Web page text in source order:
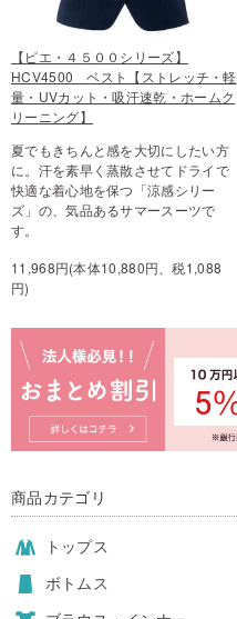
【ピエ・４５００シリーズ】
HCV4500 ベスト【ストレッチ・軽
量・UVカット・吸汗速乾・ホームク
リーニング】
夏でもきちんと感を大切にしたい方
に。汗を素早く蒸散させてドライで
快適な着心地を保つ「涼感シリー
ズ」の、気品あるサマースーツで
す。
11,968円(本体10,880円、税1,088
円)
商品カテゴリ
トップス
ボトムス